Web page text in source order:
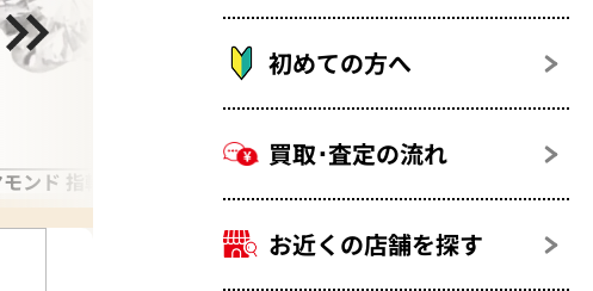
ンド 指輪（リング）
初めての方へ
買取･査定の流れ
お近くの店舗を探す